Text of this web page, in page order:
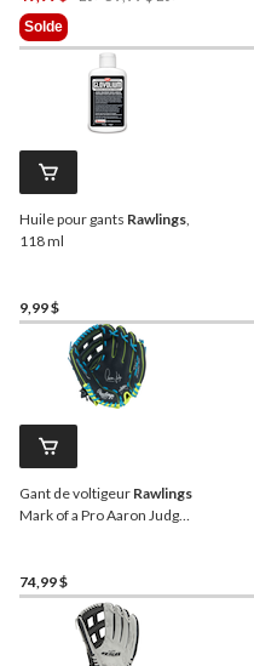
À
Solde
Huile pour gants Rawlings
118 ml
9,99 $
Gant de voltigeur Rawlings
Mark of a Pro Aaron Judge
74,99 $